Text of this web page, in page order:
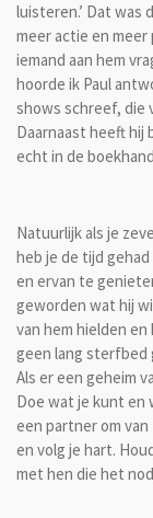
luisteren.’ Dat was
meer actie en
iemand aan hem
hoorde ik Paul
shows schreef, die
Daarnaast heeft hij
echt in de
Natuurlijk als je
heb je de tijd
en ervan te
geworden wat hij
van hem hielden
geen lang sterfbed
Als er een geheim
Doe wat je kunt en
een partner om
en volg je hart.
met hen die het